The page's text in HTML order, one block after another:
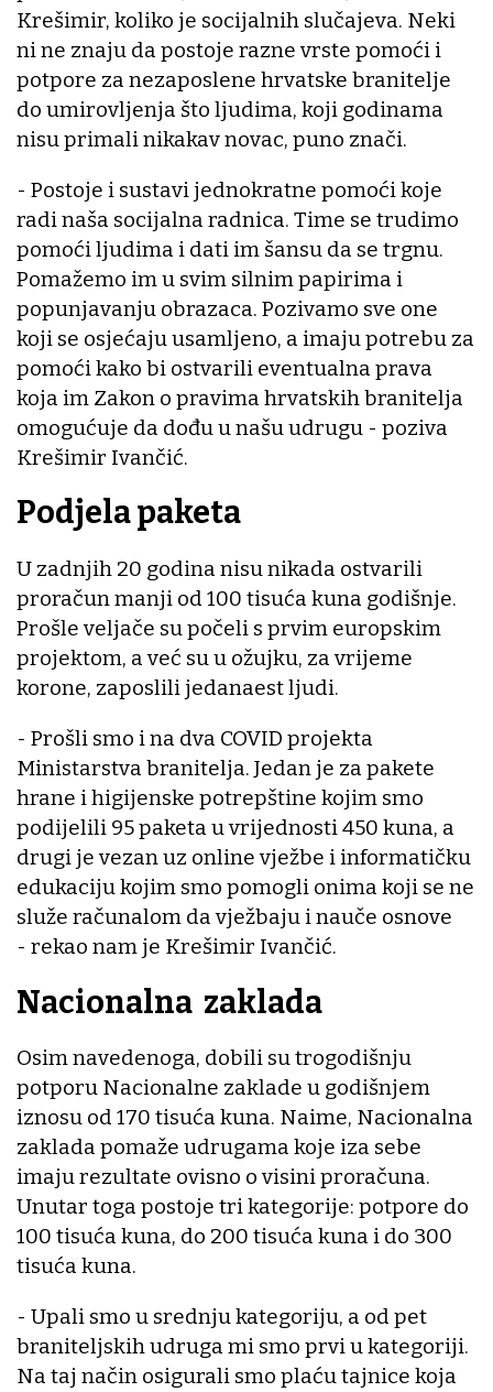
Krešimir, koliko je socijalnih slučajeva. Neki
ni ne znaju da postoje razne vrste pomoći i
potpore za nezaposlene hrvatske branitelje
do umirovljenja što ljudima, koji godinama
nisu primali nikakav novac, puno znači.
- Postoje i sustavi jednokratne pomoći koje
radi naša socijalna radnica. Time se trudimo
pomoći ljudima i dati im šansu da se trgnu.
Pomažemo im u svim silnim papirima i
popunjavanju obrazaca. Pozivamo sve one
koji se osjećaju usamljeno, a imaju potrebu za
pomoći kako bi ostvarili eventualna prava
koja im Zakon o pravima hrvatskih branitelja
omogućuje da dođu u našu udrugu - poziva
Krešimir Ivančić.
Podjela paketa
U zadnjih 20 godina nisu nikada ostvarili
proračun manji od 100 tisuća kuna godišnje.
Prošle veljače su počeli s prvim europskim
projektom, a već su u ožujku, za vrijeme
korone, zaposlili jedanaest ljudi.
- Prošli smo i na dva COVID projekta
Ministarstva branitelja. Jedan je za pakete
hrane i higijenske potrepštine kojim smo
podijelili 95 paketa u vrijednosti 450 kuna, a
drugi je vezan uz online vježbe i informatičku
edukaciju kojim smo pomogli onima koji se ne
služe računalom da vježbaju i nauče osnove
- rekao nam je Krešimir Ivančić.
Nacionalna zaklada
Osim navedenoga, dobili su trogodišnju
potporu Nacionalne zaklade u godišnjem
iznosu od 170 tisuća kuna. Naime, Nacionalna
zaklada pomaže udrugama koje iza sebe
imaju rezultate ovisno o visini proračuna.
Unutar toga postoje tri kategorije: potpore do
100 tisuća kuna, do 200 tisuća kuna i do 300
tisuća kuna.
- Upali smo u srednju kategoriju, a od pet
braniteljskih udruga mi smo prvi u kategoriji.
Na taj način osigurali smo plaću tajnice koja